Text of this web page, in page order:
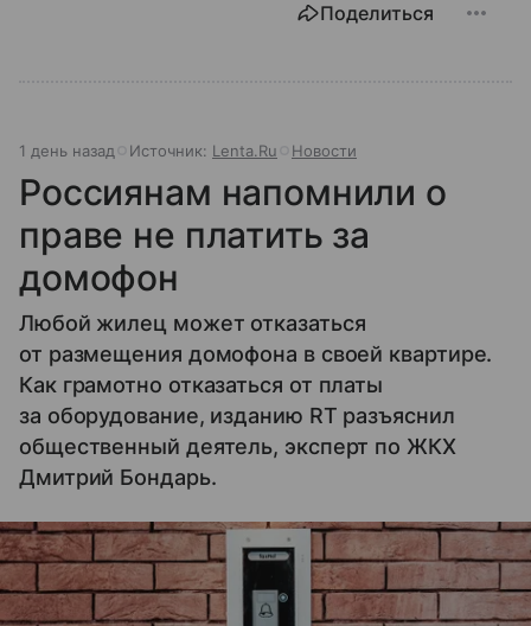
Поделиться
1 день назад Источник: Lenta.Ru Новости
Россиянам напомнили о
праве не платить за
домофон
Любой жилец может отказаться
от размещения домофона в своей квартире.
Как грамотно отказаться от платы
за оборудование, изданию RT разъяснил
общественный деятель, эксперт по ЖКХ
Дмитрий Бондарь.